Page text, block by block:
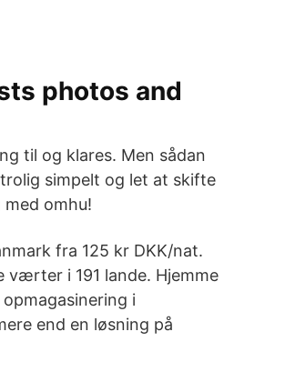
photos and
til og klares. Men sådan
simpelt og let at skifte
omhu!
fra 125 kr DKK/nat.
værter i 191 lande. Hjemme
i
end en løsning på